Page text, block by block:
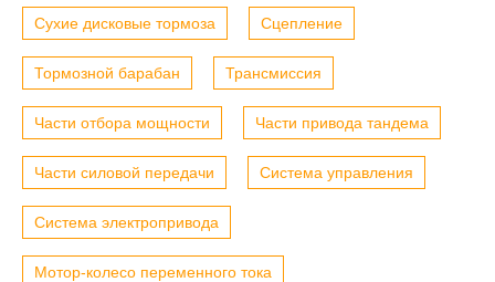
Сухие дисковые тормоза Сцепление
Тормозной барабан Трансмиссия
Части отбора мощности Части привода тандема
Части силовой передачи Система управления
Система электропривода
Мотор-колесо переменного тока